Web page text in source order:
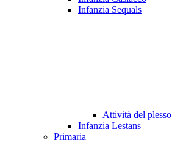
Infanzia Sequals
Attività del plesso
Infanzia Lestans
Primaria